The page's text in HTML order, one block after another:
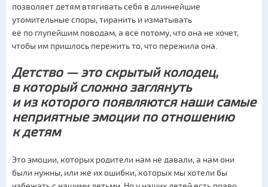
позволяет детям втягивать себя в длиннейшие
утомительные споры, тиранить и изматывать
её по глупейшим поводам, а всё потому, что она не хочет,
чтобы им пришлось пережить то, что пережила она.
Детство — это скрытый колодец,
в который сложно заглянуть
и из которого появляются наши самые
неприятные эмоции по отношению
к детям
Это эмоции, которых родители нам не давали, а нам они
были нужны, или же их ошибки, которых мы хотели бы